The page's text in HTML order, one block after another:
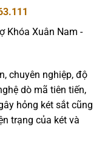
chuyên nghiệp, độ
dò mã tiên tiến,
hỏng két sắt cũng
trạng của két và